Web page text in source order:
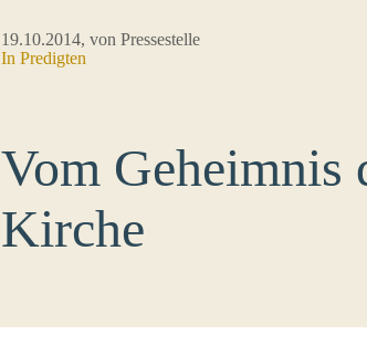
19.10.2014, von Pressestelle
In Predigten
Vom Geheimnis
Kirche